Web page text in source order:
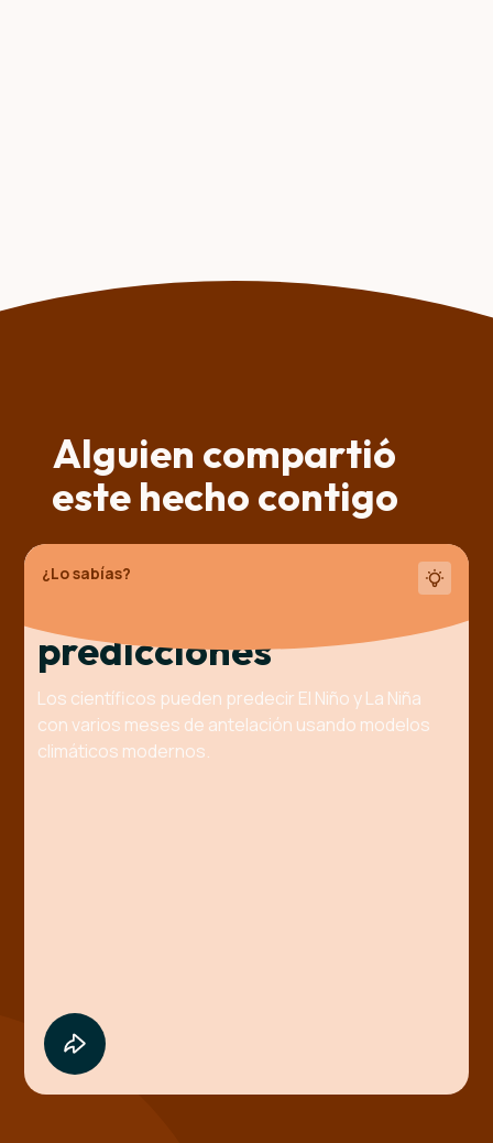
Alguien compartió
este hecho contigo
¿Lo sabías?
predicciones
Los científicos pueden predecir El Niño y La Niña
con varios meses de antelación usando modelos
climáticos modernos.